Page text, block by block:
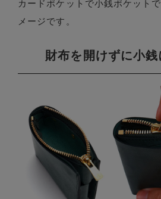
カードポケットで小銭ポケット
メージです。
財布を開けずに小銭